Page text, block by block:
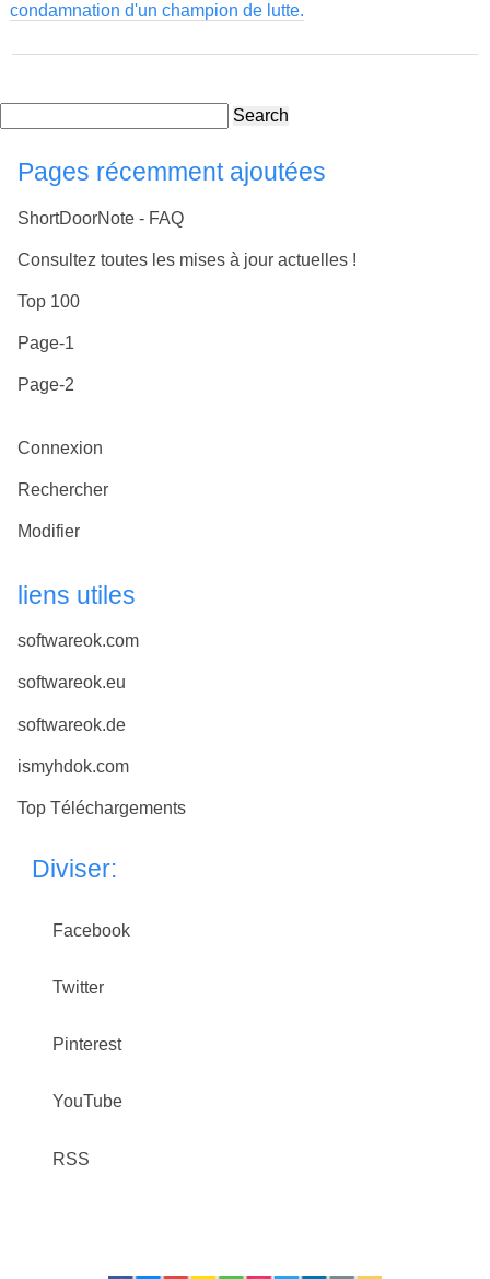
condamnation d'un champion de lutte.
Search
Pages récemment ajoutées
ShortDoorNote - FAQ
Consultez toutes les mises à jour actuelles !
Top 100
Page-1
Page-2
Connexion
Rechercher
Modifier
liens utiles
softwareok.com
softwareok.eu
softwareok.de
ismyhdok.com
Top Téléchargements
Diviser:
Facebook
Twitter
Pinterest
YouTube
RSS